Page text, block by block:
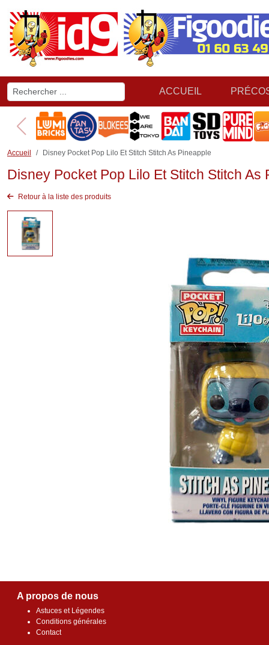
ACCUEIL
Accueil Disney Pocket Pop Lilo Et Stitch Stitch As Pineapple
Disney Pocket Pop Lilo Et Stitch Stitch As
Retour à la liste des produits
A propos de nous
Astuces et Légendes
Conditions générales
Contact